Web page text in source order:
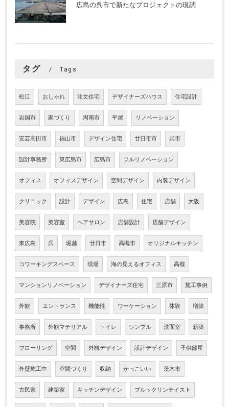
広島の呉市で新たなプロジェクトの現調
タグ Tags
松江 おしゃれ 注文住宅 デザイナーズハウス 住宅設計
岩国市 家づくり 周南市 平屋 リノベーション
安芸高田市 福山市 デザイン住宅 廿日市市 呉市
設計事務所 東広島市 広島市 フルリノベーション
オフィス オフィスデザイン 空間デザイン 内装デザイン
クリニック 設計 デザイン 広島 住宅 店舗 大阪
美容院 美容室 ヘアサロン 店舗設計 店舗デザイン
東広島 呉 堀越 廿日市 高槻市 オリジナルキッチン
コワーキングスペース 現場 海の見えるオフィス 高槻
マンションリノベーション デザイナーズ住宅 三原市 施工事例
外観 エントランス 機能性 ワーケーション 体験 増築
事務所 外観マテリアル トイレ シンプル 洗面室 新築
フローリング 空間 外観デザイン 設計デザイン 子供部屋
外壁施工中 空間づくり 収納 かっこいい 茨木市
古民家 建築家 キッチンデザイン ブルックリンテイスト